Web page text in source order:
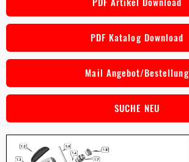
PDF Katalog Download
Mail Angebot/Bestellung
SUCHE NEU